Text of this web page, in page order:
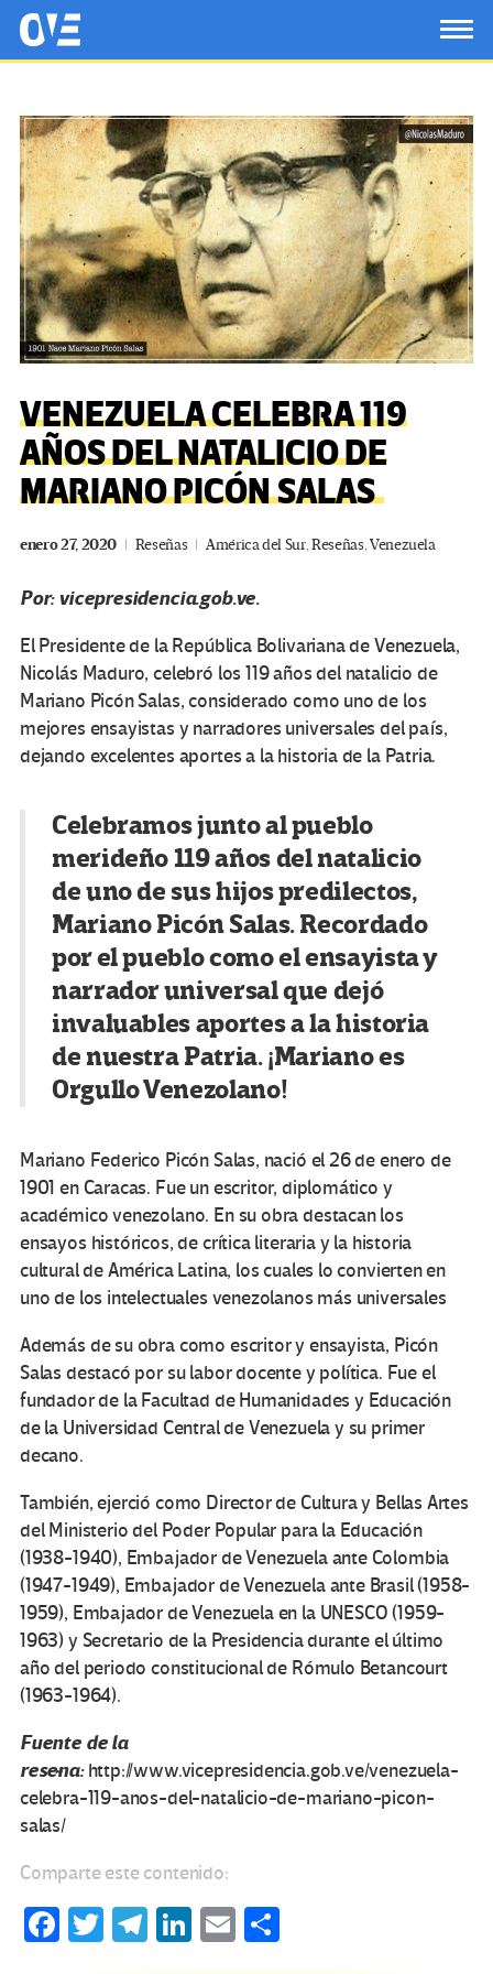
Saltar al contenido principal
OtrasVocesenEducacion.org
VENEZUELA CELEBRA 119
AÑOS DEL NATALICIO DE
MARIANO PICÓN SALAS
enero 27, 2020 Reseñas América del Sur,Reseñas,Venezuela
Por: vicepresidencia.gob.ve.
El Presidente de la República Bolivariana de Venezuela,
Nicolás Maduro, celebró los 119 años del natalicio de
Mariano Picón Salas, considerado como uno de los
mejores ensayistas y narradores universales del país,
dejando excelentes aportes a la historia de la Patria.
Celebramos junto al pueblo
merideño 119 años del natalicio
de uno de sus hijos predilectos,
Mariano Picón Salas. Recordado
por el pueblo como el ensayista y
narrador universal que dejó
invaluables aportes a la historia
de nuestra Patria. ¡Mariano es
Orgullo Venezolano!
Mariano Federico Picón Salas, nació el 26 de enero de
1901 en Caracas. Fue un escritor, diplomático y
académico venezolano. En su obra destacan los
ensayos históricos, de crítica literaria y la historia
cultural de América Latina, los cuales lo convierten en
uno de los intelectuales venezolanos más universales
Además de su obra como escritor y ensayista, Picón
Salas destacó por su labor docente y política. Fue el
fundador de la Facultad de Humanidades y Educación
de la Universidad Central de Venezuela y su primer
decano.
También, ejerció como Director de Cultura y Bellas Artes
del Ministerio del Poder Popular para la Educación
(1938-1940), Embajador de Venezuela ante Colombia
(1947-1949), Embajador de Venezuela ante Brasil (1958-
1959), Embajador de Venezuela en la UNESCO (1959-
1963) y Secretario de la Presidencia durante el último
año del periodo constitucional de Rómulo Betancourt
(1963-1964).
Fuente de la
reseña:http://www.vicepresidencia.gob.ve/venezuela-
celebra-119-anos-del-natalicio-de-mariano-picon-
salas/
Comparte este contenido:
Fa T
Te Li
E